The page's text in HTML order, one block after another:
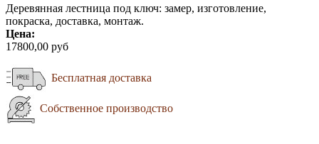
Деревянная лестница под ключ: замер, изготовление,
покраска, доставка, монтаж.
Цена:
17800,00 руб
Бесплатная доставка
Собственное производство